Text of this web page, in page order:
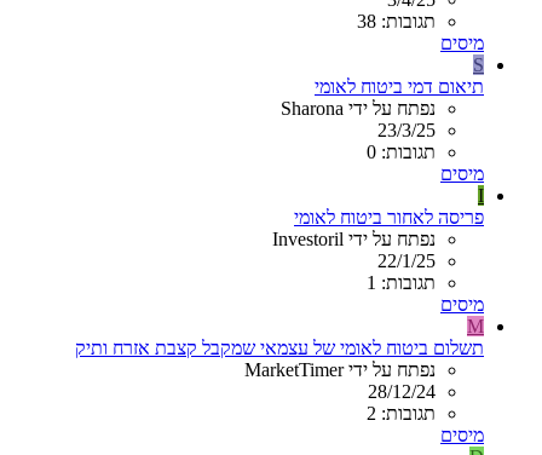
תגובות: 38
מיסים
S
תיאום דמי ביטוח לאומי
נפתח על ידי Sharona
23/3/25
תגובות: 0
מיסים
I
פריסה לאחור ביטוח לאומי
נפתח על ידי Investoril
22/1/25
תגובות: 1
מיסים
M
תשלום ביטוח לאומי של עצמאי שמקבל קצבת אזרח ותיק
נפתח על ידי MarketTimer
28/12/24
תגובות: 2
מיסים